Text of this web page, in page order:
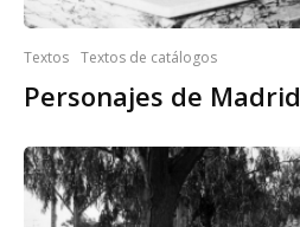
Textos Textos de catálogos
Personajes de Madrid